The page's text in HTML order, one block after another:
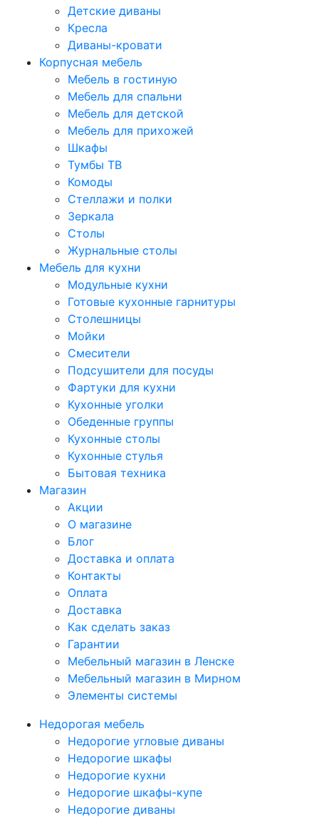
Детские диваны
Кресла
Диваны-кровати
Корпусная мебель
Мебель в гостиную
Мебель для спальни
Мебель для детской
Мебель для прихожей
Шкафы
Тумбы ТВ
Комоды
Стеллажи и полки
Зеркала
Столы
Журнальные столы
Мебель для кухни
Модульные кухни
Готовые кухонные гарнитуры
Столешницы
Мойки
Смесители
Подсушители для посуды
Фартуки для кухни
Кухонные уголки
Обеденные группы
Кухонные столы
Кухонные стулья
Бытовая техника
Магазин
Акции
О магазине
Блог
Доставка и оплата
Контакты
Оплата
Доставка
Как сделать заказ
Гарантии
Мебельный магазин в Ленске
Мебельный магазин в Мирном
Элементы системы
Недорогая мебель
Недорогие угловые диваны
Недорогие шкафы
Недорогие кухни
Недорогие шкафы-купе
Недорогие диваны